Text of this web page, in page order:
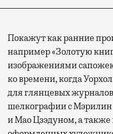
Покажут как ранние
например «Золотую
изображениями
ко времени, когда
для глянцевых
шелкографии с
и Мао Цзэдуном, а